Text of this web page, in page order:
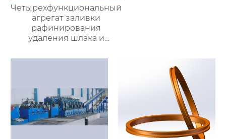
Четырехфункциональный
агрегат заливки
рафинирования
удаления шлака и